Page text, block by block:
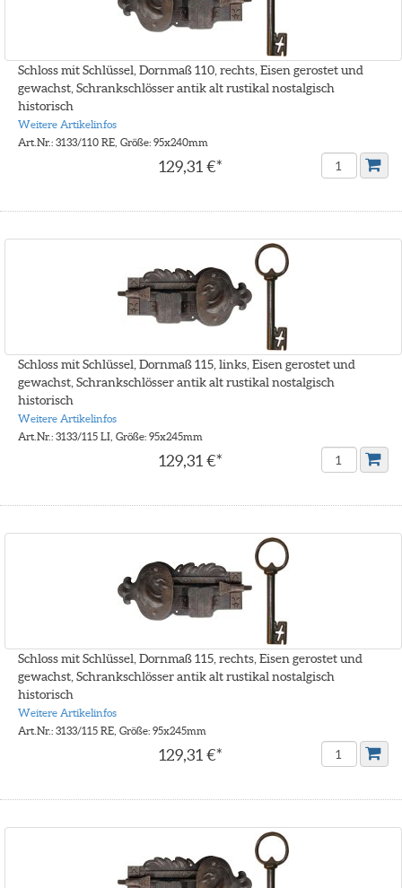
Schloss mit Schlüssel, Dornmaß 110, rechts, Eisen gerostet und
gewachst, Schrankschlösser antik alt rustikal nostalgisch
historisch
Weitere Artikelinfos
Art.Nr.: 3133/110 RE, Größe: 95x240mm
129,31 €*
Schloss mit Schlüssel, Dornmaß 115, links, Eisen gerostet und
gewachst, Schrankschlösser antik alt rustikal nostalgisch
historisch
Weitere Artikelinfos
Art.Nr.: 3133/115 LI, Größe: 95x245mm
129,31 €*
Schloss mit Schlüssel, Dornmaß 115, rechts, Eisen gerostet und
gewachst, Schrankschlösser antik alt rustikal nostalgisch
historisch
Weitere Artikelinfos
Art.Nr.: 3133/115 RE, Größe: 95x245mm
129,31 €*